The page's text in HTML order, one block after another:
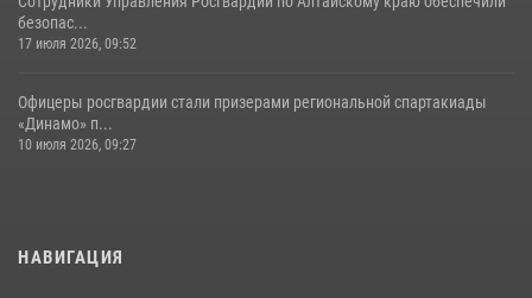
безопас...
17 июля 2026, 09:52
Офицеры росгвардии стали призерами региональной спартакиады
«Динамо» п...
10 июля 2026, 09:27
НАВИГАЦИЯ